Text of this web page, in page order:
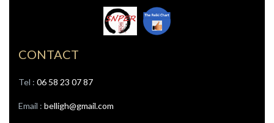
CONTACT
Tel : ‭ 06 58 23 07 87
Email : belligh@gmail.com